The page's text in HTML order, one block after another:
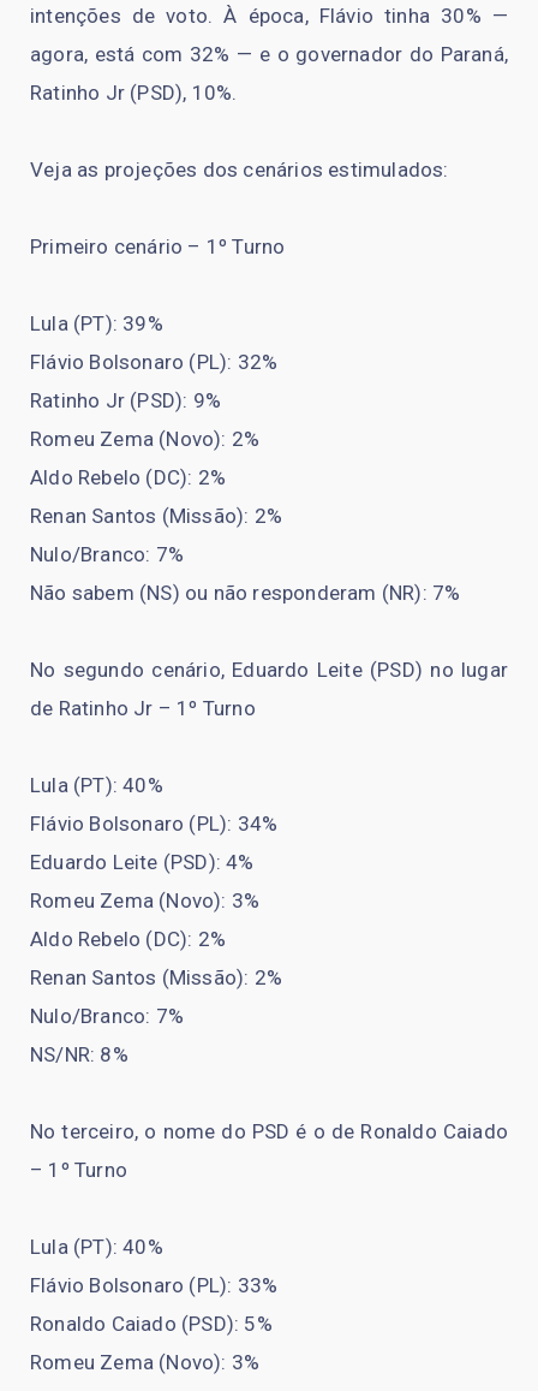
intenções de voto. À época, Flávio tinha 30% —
agora, está com 32% — e o governador do Paraná,
Ratinho Jr (PSD), 10%.
Veja as projeções dos cenários estimulados:
Primeiro cenário – 1º Turno
Lula (PT): 39%
Flávio Bolsonaro (PL): 32%
Ratinho Jr (PSD): 9%
Romeu Zema (Novo): 2%
Aldo Rebelo (DC): 2%
Renan Santos (Missão): 2%
Nulo/Branco: 7%
Não sabem (NS) ou não responderam (NR): 7%
No segundo cenário, Eduardo Leite (PSD) no lugar
de Ratinho Jr – 1º Turno
Lula (PT): 40%
Flávio Bolsonaro (PL): 34%
Eduardo Leite (PSD): 4%
Romeu Zema (Novo): 3%
Aldo Rebelo (DC): 2%
Renan Santos (Missão): 2%
Nulo/Branco: 7%
NS/NR: 8%
No terceiro, o nome do PSD é o de Ronaldo Caiado
– 1º Turno
Lula (PT): 40%
Flávio Bolsonaro (PL): 33%
Ronaldo Caiado (PSD): 5%
Romeu Zema (Novo): 3%